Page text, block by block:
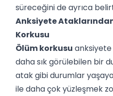
süreceğini de ayrıca
Anksiyete
Korkusu
Ölüm korkusu
daha sık görülebilen bir
atak gibi durumlar
ile daha çok yüzleşmek